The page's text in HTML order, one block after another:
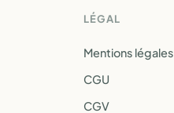
LÉGAL
Mentions légales
CGU
CGV